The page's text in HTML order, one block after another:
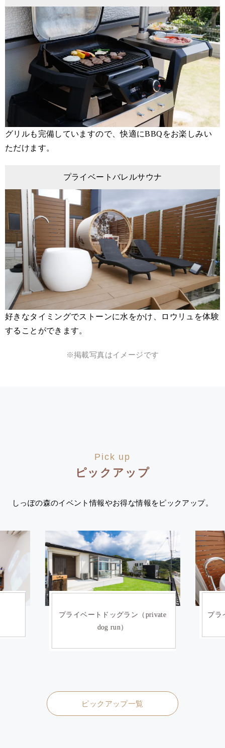
グリルも完備していますので、快適にBBQをお楽しみい
ただけます。
プライベートバレルサウナ
好きなタイミングでストーンに水をかけ、ロウリュを体験
することができます。
※掲載写真はイメージです
Pick up
ピックアップ
しっぽの森のイベント情報やお得な情報をピックアップ。
プライベートドッグラン（private
dog run）
プラ
ピックアップ一覧